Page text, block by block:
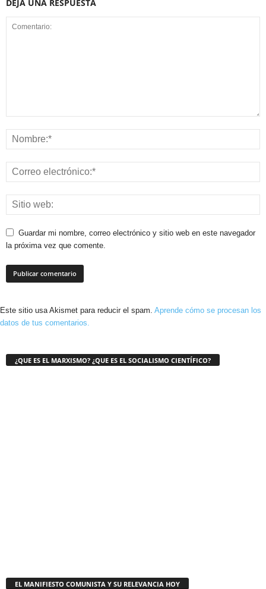
DEJA UNA RESPUESTA
Guardar mi nombre, correo electrónico y sitio web en este navegador
la próxima vez que comente.
Este sitio usa Akismet para reducir el spam. Aprende cómo se procesan los
datos de tus comentarios.
¿QUE ES EL MARXISMO? ¿QUE ES EL SOCIALISMO CIENTÍFICO?
EL MANIFIESTO COMUNISTA Y SU RELEVANCIA HOY